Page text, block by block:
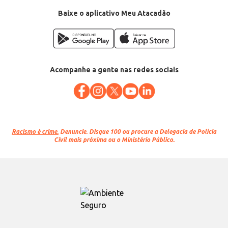
Baixe o aplicativo Meu Atacadão
Acompanhe a gente nas redes sociais
Racismo é crime. Denuncie. Disque 100 ou procure a Delegacia de Polícia
Civil mais próxima ou o Ministério Público.